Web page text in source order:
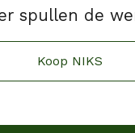
spullen de
Koop NIKS